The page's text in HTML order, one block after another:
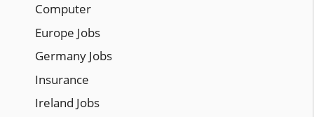
Computer
Europe Jobs
Germany Jobs
Insurance
Ireland Jobs